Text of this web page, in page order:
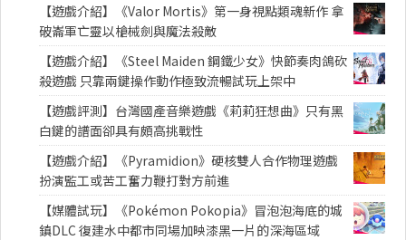
【遊戲介紹】《Valor Mortis》第一身視點類魂新作 拿
破崙軍亡靈以槍械劍與魔法殺敵
【遊戲介紹】《Steel Maiden 鋼鐵少女》快節奏肉鴿砍
殺遊戲 只靠兩鍵操作動作極致流暢試玩上架中
【遊戲評測】台灣國產音樂遊戲《莉莉狂想曲》只有黑
白鍵的譜面卻具有頗高挑戰性
【遊戲介紹】《Pyramidion》硬核雙人合作物理遊戲
扮演監工或苦工奮力鞭打對方前進
【媒體試玩】《Pokémon Pokopia》冒泡泡海底的城
鎮DLC 復建水中都市同場加映漆黑一片的深海區域